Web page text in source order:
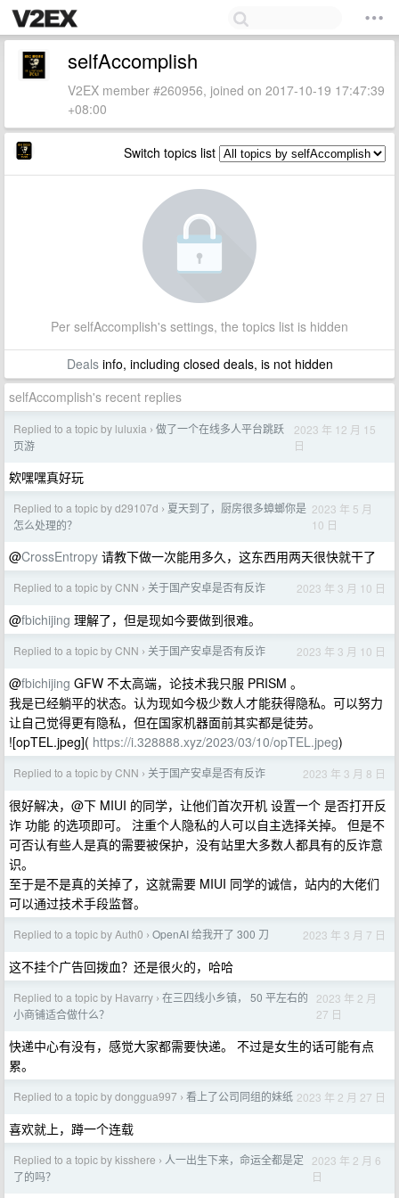
selfAccomplish
V2EX member #260956, joined on 2017-10-19 17:47:39
+08:00
Switch topics list
Per selfAccomplish's settings, the topics list is hidden
Dealsinfo, including closed deals, is not hidden
selfAccomplish's recent replies
Replied to a topic by luluxia › 做了一个在线多人平台跳跃
页游
2023 年 12 月 15
日
欸嘿嘿真好玩
Replied to a topic by d29107d › 夏天到了，厨房很多蟑螂你是
怎么处理的？
2023 年 5 月
10 日
@CrossEntropy 请教下做一次能用多久，这东西用两天很快就干了
Replied to a topic by CNN › 关于国产安卓是否有反诈 2023 年 3 月 10 日
@fbichijing 理解了，但是现如今要做到很难。
Replied to a topic by CNN › 关于国产安卓是否有反诈 2023 年 3 月 10 日
@fbichijing GFW 不太高端，论技术我只服 PRISM 。
我是已经躺平的状态。认为现如今极少数人才能获得隐私。可以努力
让自己觉得更有隐私，但在国家机器面前其实都是徒劳。
![opTEL.jpeg]( https://i.328888.xyz/2023/03/10/opTEL.jpeg)
Replied to a topic by CNN › 关于国产安卓是否有反诈 2023 年 3 月 8 日
很好解决，@下 MIUI 的同学，让他们首次开机 设置一个 是否打开反
诈 功能 的选项即可。 注重个人隐私的人可以自主选择关掉。 但是不
可否认有些人是真的需要被保护，没有站里大多数人都具有的反诈意
识。
至于是不是真的关掉了，这就需要 MIUI 同学的诚信，站内的大佬们
可以通过技术手段监督。
Replied to a topic by Auth0 › OpenAI 给我开了 300 刀 2023 年 3 月 7 日
这不挂个广告回拨血？还是很火的，哈哈
Replied to a topic by Havarry › 在三四线小乡镇， 50 平左右的
小商铺适合做什么？
2023 年 2 月
27 日
快递中心有没有，感觉大家都需要快递。 不过是女生的话可能有点
累。
Replied to a topic by donggua997 › 看上了公司同组的妹纸 2023 年 2 月 27 日
喜欢就上，蹲一个连载
Replied to a topic by kisshere › 人一出生下来，命运全都是定
了的吗？
2023 年 2 月 6
日